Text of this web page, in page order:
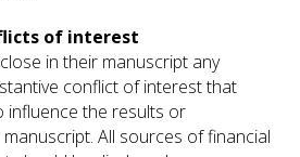
of interest
in their manuscript any
conflict of interest that
influence the results or
All sources of financial